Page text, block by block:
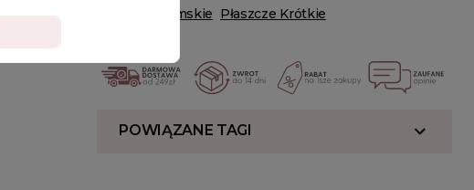
Płaszcze Damskie Płaszcze Krótkie
POWIĄZANE TAGI